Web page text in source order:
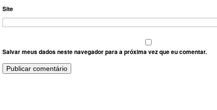
Site
Salvar meus dados neste navegador para a próxima vez que eu comentar.